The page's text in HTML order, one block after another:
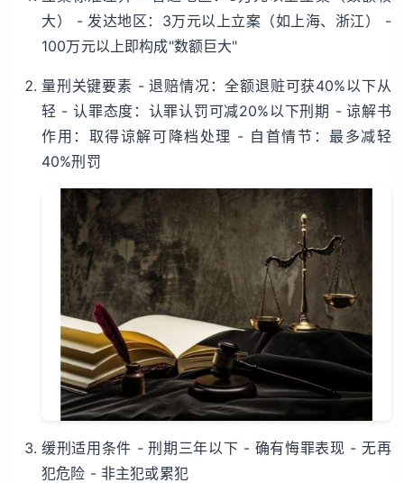
大） - 发达地区：3万元以上立案（如上海、浙江） -
100万元以上即构成"数额巨大"
量刑关键要素 - 退赔情况：全额退赃可获40%以下从
轻 - 认罪态度：认罪认罚可减20%以下刑期 - 谅解书
作用：取得谅解可降档处理 - 自首情节：最多减轻
40%刑罚
缓刑适用条件 - 刑期三年以下 - 确有悔罪表现 - 无再
犯危险 - 非主犯或累犯